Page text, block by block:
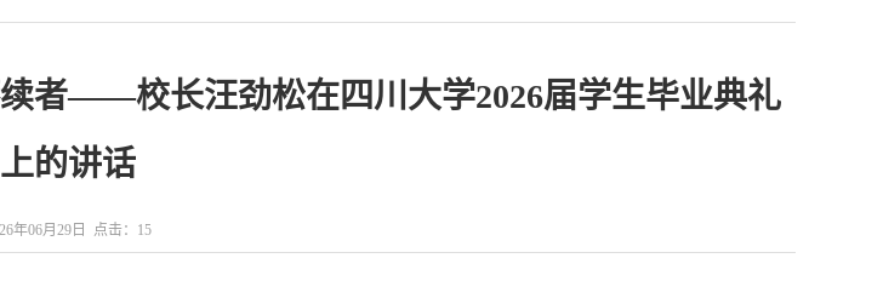
者——校长汪劲松在四川大学2026届学生毕业典礼
上的讲话
年06月29日 点击： 15